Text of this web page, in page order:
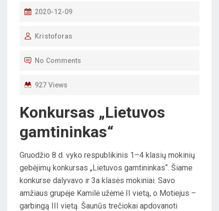
P
S
2020-12-09
Kristoforas
No Comments
927 Views
Konkursas „Lietuvos
gamtininkas“
Gruodžio 8 d. vyko respublikinis 1–4 klasių mokinių
gebėjimų konkursas „Lietuvos gamtininkas“. Šiame
konkurse dalyvavo ir 3a klasės mokiniai. Savo
amžiaus grupėje Kamilė užėmė II vietą, o Motiejus –
garbingą III vietą. Šaunūs trečiokai apdovanoti